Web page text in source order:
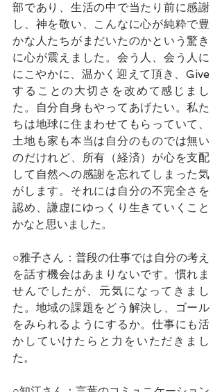
部であり、生活の中で当たり前に感謝
し、神を敬い、こんなに心が純粋で豊
かな人たちがまだいたのかという驚き
に心が震えました。会う人、会う人に
にこやかに、温かく迎えて頂き、Give
することの大切さを改めて感じまし
た。自分自身もやってあげたい。私た
ちは地球に住まわせてもらっていて、
土地も家も本当は自分のものでは無い
のだけれど、所有（経済）が心を支配
して自然への感謝を忘れてしまった気
がします。それには自分の不完全さを
認め、謙虚にゆっくり生きていくこと
かなと思いました。
○雅子さん：普段の仕事では自分の考え
を話す機会はあまりないです。慣れま
せんでしたが、元気になってきまし
た。地域の課題をどう解決し、ゴール
をみられるようにするか。仕事にも活
かしていけたらと力をいただきまし
た。